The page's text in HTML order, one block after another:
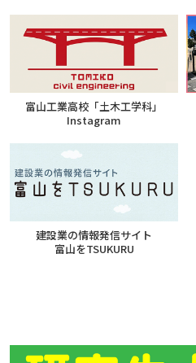
富山工業高校「土木工学科」
Instagram
建設業の情報発信サイト
富山をTSUKURU